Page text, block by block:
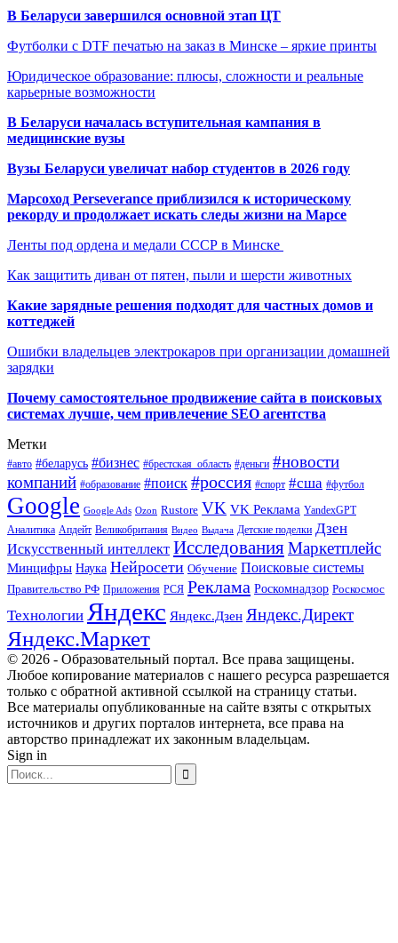
В Беларуси завершился основной этап ЦТ
Футболки с DTF печатью на заказ в Минске – яркие принты
Юридическое образование: плюсы, сложности и реальные
карьерные возможности
В Беларуси началась вступительная кампания в
медицинские вузы
Вузы Беларуси увеличат набор студентов в 2026 году
Марсоход Perseverance приблизился к историческому
рекорду и продолжает искать следы жизни на Марсе
Ленты под ордена и медали СССР в Минске
Как защитить диван от пятен, пыли и шерсти животных
Какие зарядные решения подходят для частных домов и
коттеджей
Ошибки владельцев электрокаров при организации домашней
зарядки
Почему самостоятельное продвижение сайта в поисковых
системах лучше, чем привлечение SEO агентства
Метки
#авто #беларусь #бизнес #брестская_область #деньги #новости
компаний #образование #поиск #россия #спорт #сша #футбол
Google Google Ads Ozon Rustore VK VK Реклама YandexGPT
Аналитика Апдейт Великобритания Видео Выдача Детские поделки Дзен
Искусственный интеллект ИсследованияМаркетплейс
Минцифры Наука Нейросети Обучение Поисковые системы
Правительство РФ Приложения РСЯ Реклама Роскомнадзор Роскосмос
Технологии Яндекс Яндекс.Дзен Яндекс.Директ
Яндекс.Маркет
© 2026 - Образовательный портал. Все права защищены.
Любое копирование материалов с нашего ресурса разрешается
только с обратной активной ссылкой на страницу статьи.
Все материалы опубликованные на сайте взяты с открытых
источников и других порталов интернета, все права на
авторство принадлежат их законным владельцам.
Sign in